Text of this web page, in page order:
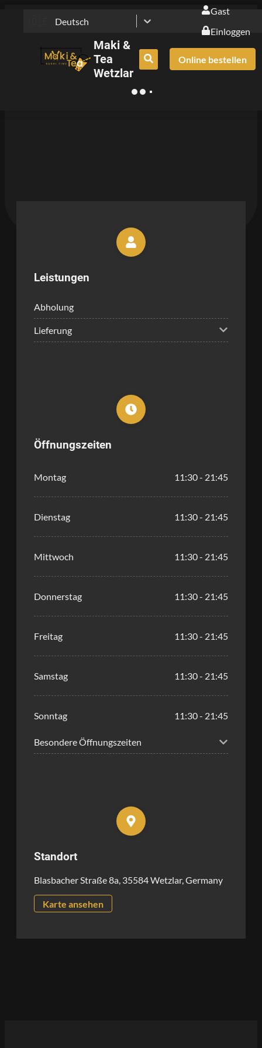
Deutsch
Gast
Einloggen
Maki &
Tea
Wetzlar
Online bestellen
Leistungen
Abholung
Lieferung
Öffnungszeiten
Montag 11:30 - 21:45
Dienstag 11:30 - 21:45
Mittwoch 11:30 - 21:45
Donnerstag 11:30 - 21:45
Freitag 11:30 - 21:45
Samstag 11:30 - 21:45
Sonntag 11:30 - 21:45
Besondere Öffnungszeiten
Standort
Blasbacher Straße 8a, 35584 Wetzlar, Germany
Karte ansehen